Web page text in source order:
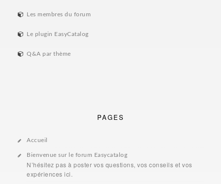
Les membres du forum
Le plugin EasyCatalog
Q&A par thème
PAGES
Accueil
Bienvenue sur le forum Easycatalog
N’hésitez pas à poster vos questions, vos conseils et vos
expériences ici.